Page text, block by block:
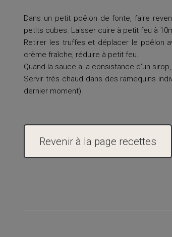
Dans un petit poêlon de fonte, faire
petits cubes. Laisser cuire à petit feu à
Retirer les truffes et déplacer le poêlon
crème fraîche, réduire à petit feu.
Quand la sauce a la consistance d’un
Servir très chaud dans des ramequins
dernier moment).
Revenir à la page recettes